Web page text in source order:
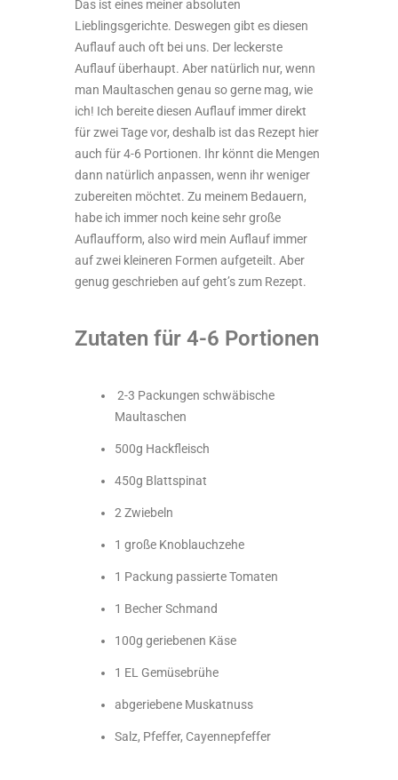
Das ist eines meiner absoluten
Lieblingsgerichte. Deswegen gibt es diesen
Auflauf auch oft bei uns. Der leckerste
Auflauf überhaupt. Aber natürlich nur, wenn
man Maultaschen genau so gerne mag, wie
ich! Ich bereite diesen Auflauf immer direkt
für zwei Tage vor, deshalb ist das Rezept hier
auch für 4-6 Portionen. Ihr könnt die Mengen
dann natürlich anpassen, wenn ihr weniger
zubereiten möchtet. Zu meinem Bedauern,
habe ich immer noch keine sehr große
Auflaufform, also wird mein Auflauf immer
auf zwei kleineren Formen aufgeteilt. Aber
genug geschrieben auf geht’s zum Rezept.
Zutaten für 4-6 Portionen
2-3 Packungen schwäbische
Maultaschen
500g Hackfleisch
450g Blattspinat
2 Zwiebeln
1 große Knoblauchzehe
1 Packung passierte Tomaten
1 Becher Schmand
100g geriebenen Käse
1 EL Gemüsebrühe
abgeriebene Muskatnuss
Salz, Pfeffer, Cayennepfeffer